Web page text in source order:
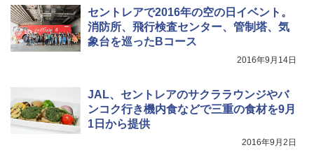
セントレアで2016年の空の日イベント。
消防所、飛行検査センター、管制塔、気
象台を巡ったBコース
2016年9月14日
JAL、セントレアのサクララウンジやバ
ンコク行き機内食などで三重の食材を9月
1日から提供
2016年9月2日